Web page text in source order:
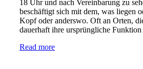
18 Uhr und nach Vereinbarung zu
beschäftigt sich mit dem, was liegen
Kopf oder anderswo. Oft an Orten,
dauerhaft ihre ursprüngliche
Read more